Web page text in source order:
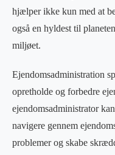
hjælper ikke kun med at
også en hyldest til
miljøet.
Ejendomsadministration
opretholde og forbedre
ejendomsadministrator
navigere gennem
problemer og skabe